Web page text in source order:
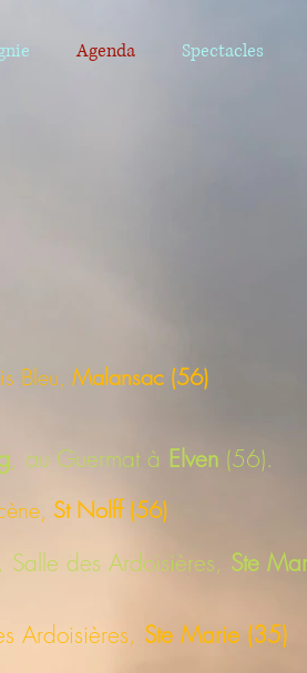
Agenda Spectacles
, au Guermat à Elven (56).
Ardoisières, Ste Marie (35)
Bleu, Malansac (56)
St Nolff (56)
, Salle des Ardoisières, Ste